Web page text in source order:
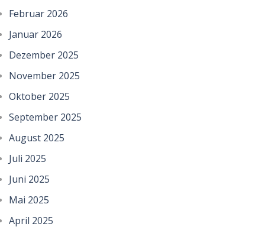
Februar 2026
Januar 2026
Dezember 2025
November 2025
Oktober 2025
September 2025
August 2025
Juli 2025
Juni 2025
Mai 2025
April 2025